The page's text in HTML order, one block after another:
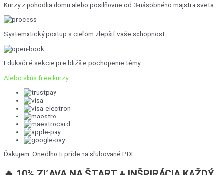
Kurzy z pohodlia domu alebo posilňovne od 3-násobného majstra sveta
Systematický postup s cieľom zlepšiť vaše schopnosti
Edukačné sekcie pre bližšie pochopenie témy
Alebo skús free kurzy
Ďakujem. Onedlho ti príde na sľubované PDF.